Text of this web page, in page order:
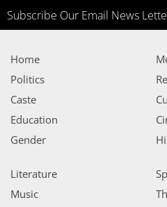
Subscribe Our Email News
Home
Politics
Caste
Education
Gender
Literature
Music